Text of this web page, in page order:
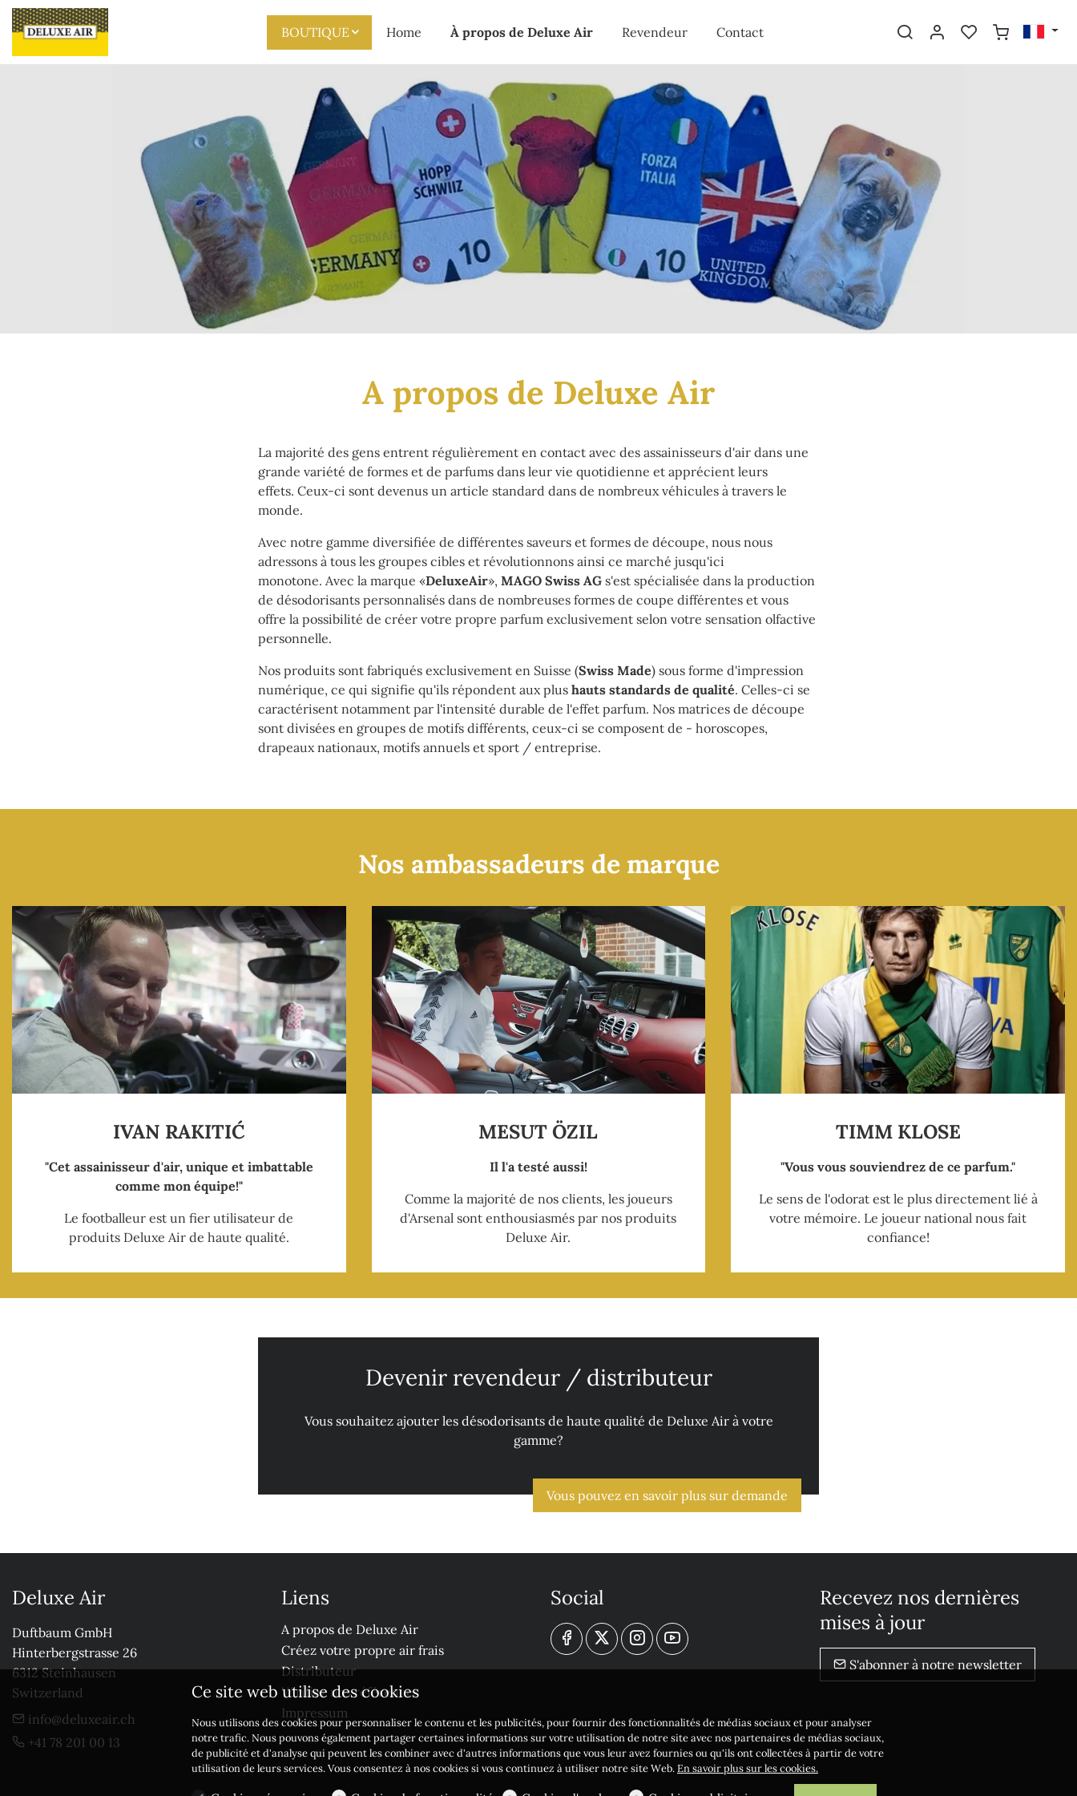
Skip to main content
BOUTIQUE
Home À propos de Deluxe Air Revendeur Contact
A propos de Deluxe Air
La majorité des gens entrent régulièrement en contact avec des assainisseurs d'air dans une
grande variété de formes et de parfums dans leur vie quotidienne et apprécient leurs
effets. Ceux-ci sont devenus un article standard dans de nombreux véhicules à travers le
monde.
Avec notre gamme diversifiée de différentes saveurs et formes de découpe, nous nous
adressons à tous les groupes cibles et révolutionnons ainsi ce marché jusqu'ici
monotone. Avec la marque «DeluxeAir», MAGO Swiss AG s'est spécialisée dans la production
de désodorisants personnalisés dans de nombreuses formes de coupe différentes et vous
offre la possibilité de créer votre propre parfum exclusivement selon votre sensation olfactive
personnelle.
Nos produits sont fabriqués exclusivement en Suisse (Swiss Made) sous forme d'impression
numérique, ce qui signifie qu'ils répondent aux plus hauts standards de qualité. Celles-ci se
caractérisent notamment par l'intensité durable de l'effet parfum. Nos matrices de découpe
sont divisées en groupes de motifs différents, ceux-ci se composent de - horoscopes,
drapeaux nationaux, motifs annuels et sport / entreprise.
Nos ambassadeurs de marque
IVAN RAKITIĆ
"Cet assainisseur d'air, unique et imbattable
comme mon équipe!"
Le footballeur est un fier utilisateur de
produits Deluxe Air de haute qualité.
MESUT ÖZIL
Il l'a testé aussi!
Comme la majorité de nos clients, les joueurs
d'Arsenal sont enthousiasmés par nos produits
Deluxe Air.
TIMM KLOSE
"Vous vous souviendrez de ce parfum."
Le sens de l'odorat est le plus directement lié à
votre mémoire. Le joueur national nous fait
confiance!
Devenir revendeur / distributeur
Vous souhaitez ajouter les désodorisants de haute qualité de Deluxe Air à votre
gamme?
Vous pouvez en savoir plus sur demande
Deluxe Air
Duftbaum GmbH
Hinterbergstrasse 26
6312 Steinhausen
Switzerland
info@deluxeair.ch
+41 78 201 00 13
Liens
A propos de Deluxe Air
Créez votre propre air frais
Distributeur
Vérifiez nos références
Impressum
Social
Recevez nos dernières
mises à jour
S'abonner à notre newsletter
Ce site web utilise des cookies
Nous utilisons des cookies pour personnaliser le contenu et les publicités, pour fournir des fonctionnalités de médias sociaux et pour analyser
notre trafic. Nous pouvons également partager certaines informations sur votre utilisation de notre site avec nos partenaires de médias sociaux,
de publicité et d'analyse qui peuvent les combiner avec d'autres informations que vous leur avez fournies ou qu'ils ont collectées à partir de votre
utilisation de leurs services. Vous consentez à nos cookies si vous continuez à utiliser notre site Web.En savoir plus sur les cookies.